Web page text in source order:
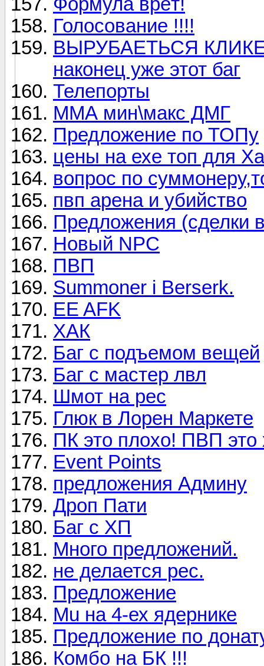
Голосование !!!!
ВЫРУБАЕТЬСЯ
наконец уже этот баг
Телепорты
ММА мин\макс ДМГ
Предложение по ТОПу
цены на ехе топ для
вопрос по
пвп арена и убийство
Предложения (сделки
Новый NPC
ПВП
Summoner i Berserk.
EE AFK
ХАК
Баг с подъемом вещей
Баг с мастер лвл
Шмот на рес
Глюк в Лорен Маркете
ПК это плохо! ПВП это
Event Points
предложения Админу
Дроп Пати
Баг с ХП
Много предложений.
не делается рес.
Предложение
Mu на 4-ех ядернике
Предложение по
Комбо на БК !!!